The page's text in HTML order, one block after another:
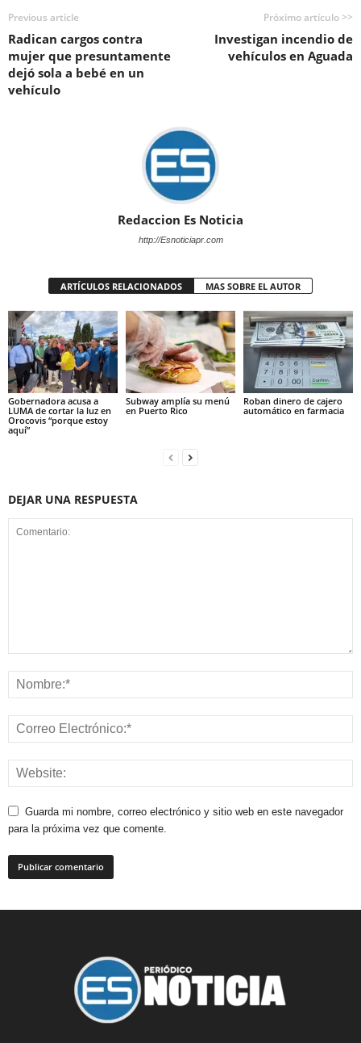
Previous article
Radican cargos contra
mujer que presuntamente
dejó sola a bebé en un
vehículo
Próximo artículo >>
Investigan incendio de
vehículos en Aguada
Redaccion Es Noticia
http://Esnoticiapr.com
ARTÍCULOS RELACIONADOS MAS SOBRE EL AUTOR
Gobernadora acusa a
LUMA de cortar la luz en
Orocovis “porque estoy
aquí”
Subway amplía su menú
en Puerto Rico
Roban dinero de cajero
automático en farmacia
DEJAR UNA RESPUESTA
Guarda mi nombre, correo electrónico y sitio web en este navegador
para la próxima vez que comente.